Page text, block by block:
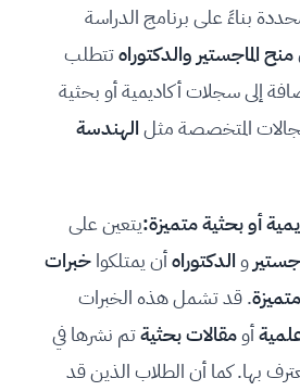
بناءً على برنامج الدراسة
منح الماجستير والدكتوراهتتطلب
إلى سجلات أكاديمية أو بحثية
المتخصصة مثلالهندسة
أو بحثية متميزة:يتعين على
والدكتوراهأن يمتلكواخبرات
. قد تشمل هذه الخبرات
أومقالات بحثيةتم نشرها في
بها. كما أن الطلاب الذين قد